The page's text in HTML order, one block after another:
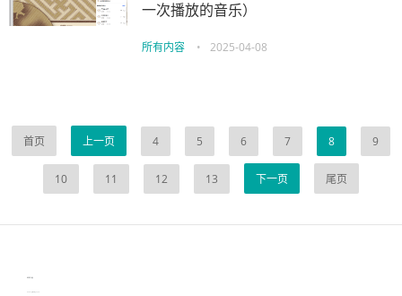
一次播放的音乐）
所有内容 • 2025-04-08
首页 上一页 4 5 6 7 8 9
10 11 12 13 下一页 尾页